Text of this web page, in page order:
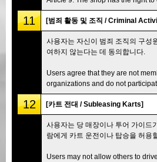
11 [범죄 활동 및 조직 / Criminal
사용자는 자신이 범죄 조직의 구성
여하지 않는다는 데 동의합니다.
Users agree that they are not
organizations and do not
12 [카트 전대 / Subleasing Karts]
사용자는 당 매장이나 투어 가이드
람에게 카트 운전이나 탑승을 허용
Users may not allow others to